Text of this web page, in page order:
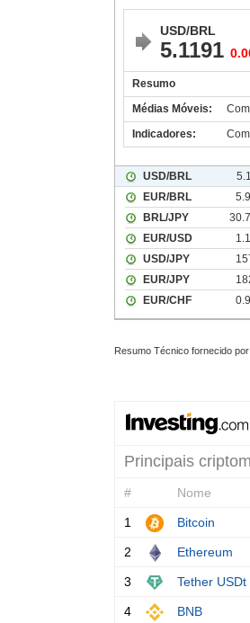
Resumo Técnico fornecido por